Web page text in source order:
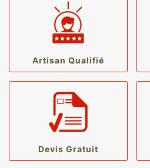
Artisan Qualifié
Devis Gratuit